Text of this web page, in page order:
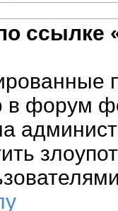
ссылке
в форум